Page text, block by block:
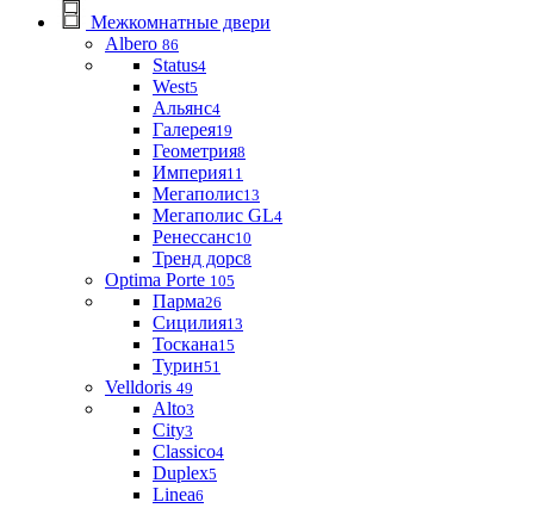
Межкомнатные двери
Albero 86
Status4
West5
Альянс4
Галерея19
Геометрия8
Империя11
Мегаполис13
Мегаполис GL4
Ренессанс10
Тренд дорс8
Optima Porte 105
Парма26
Сицилия13
Тоскана15
Турин51
Velldoris 49
Alto3
City3
Classico4
Duplex5
Linea6